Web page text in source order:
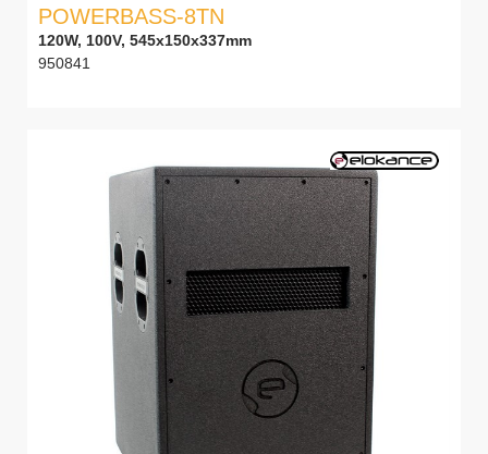
POWERBASS-8TN
120W, 100V, 545x150x337mm
950841